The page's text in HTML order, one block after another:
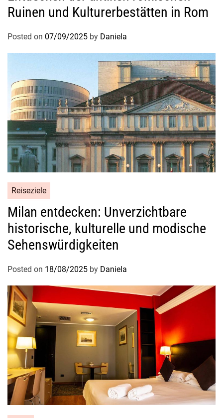
c
e
C
a
m
p
e
n
u
n
d
e
t
k
l
a
s
i
e
r
e
l
k
Ruinen und Kulturerbestätten in Rom
Posted on 07/09/2025 by Daniela
Reiseziele
Milan entdecken: Unverzichtbare
historische, kulturelle und modische
Sehenswürdigkeiten
Posted on 18/08/2025 by Daniela